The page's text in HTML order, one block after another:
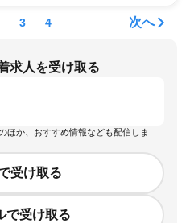
3 4 次へ
求人を受け取る
ほか、おすすめ情報なども配信しま
受け取る
で受け取る